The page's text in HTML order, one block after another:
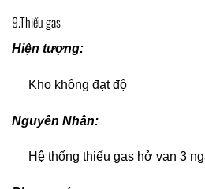
9.Thiếu gas
Hiện tượng:
Kho không đạt độ
Nguyên Nhân:
Hệ thống thiếu gas hở van 3